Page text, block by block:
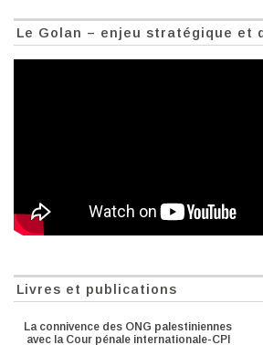
Le Golan – enjeu stratégique et
Livres et publications
La connivence des ONG palestiniennes
avec la Cour pénale internationale-CPI